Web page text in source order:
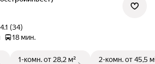
4.1 (34)
18 мин.
1-комн.от 28,2 м²
2-комн.от 45,5